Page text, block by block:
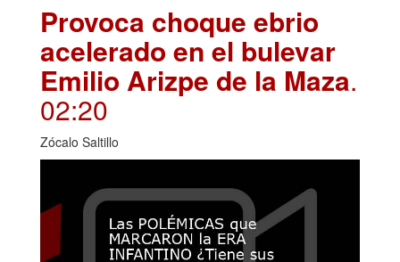
Provoca choque ebrio
acelerado en el bulevar
Emilio Arizpe de la Maza.
02:20
Zócalo Saltillo